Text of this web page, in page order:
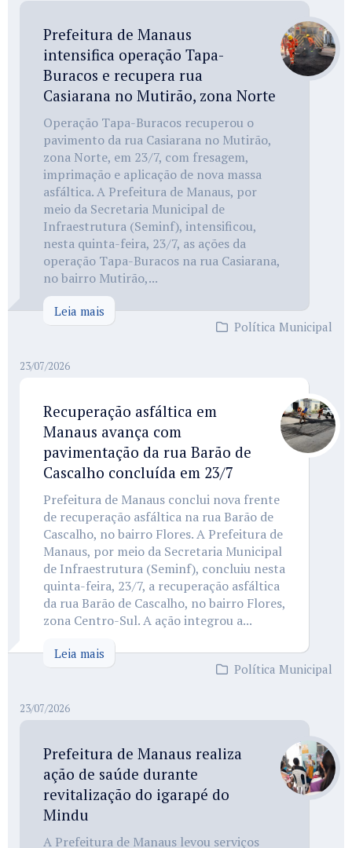
Prefeitura de Manaus
intensifica operação Tapa-
Buracos e recupera rua
Casiarana no Mutirão, zona Norte
Operação Tapa-Buracos recuperou o
pavimento da rua Casiarana no Mutirão,
zona Norte, em 23/7, com fresagem,
imprimação e aplicação de nova massa
asfáltica. A Prefeitura de Manaus, por
meio da Secretaria Municipal de
Infraestrutura (Seminf), intensificou,
nesta quinta-feira, 23/7, as ações da
operação Tapa-Buracos na rua Casiarana,
no bairro Mutirão,...
Leia mais
Política Municipal
23/07/2026
Recuperação asfáltica em
Manaus avança com
pavimentação da rua Barão de
Cascalho concluída em 23/7
Prefeitura de Manaus conclui nova frente
de recuperação asfáltica na rua Barão de
Cascalho, no bairro Flores. A Prefeitura de
Manaus, por meio da Secretaria Municipal
de Infraestrutura (Seminf), concluiu nesta
quinta-feira, 23/7, a recuperação asfáltica
da rua Barão de Cascalho, no bairro Flores,
zona Centro-Sul. A ação integrou a...
Leia mais
Política Municipal
23/07/2026
Prefeitura de Manaus realiza
ação de saúde durante
revitalização do igarapé do
Mindu
A Prefeitura de Manaus levou serviços